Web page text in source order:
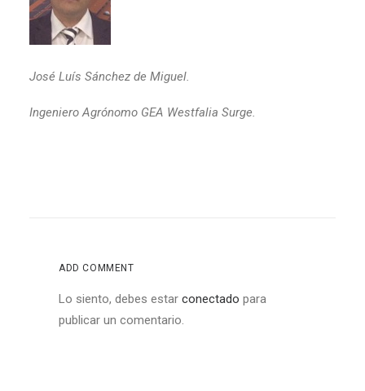
José Luís Sánchez de Miguel.
Ingeniero Agrónomo GEA Westfalia Surge.
ADD COMMENT
Lo siento, debes estar conectado para
publicar un comentario.